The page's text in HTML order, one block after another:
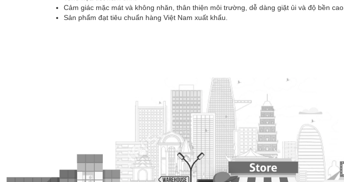
Cảm giác mặc mát và không nhăn, thân thiện môi trường, dễ dàng giặt ủi và độ bền cao.
Sản phẩm đạt tiêu chuẩn hàng Việt Nam xuất khẩu.